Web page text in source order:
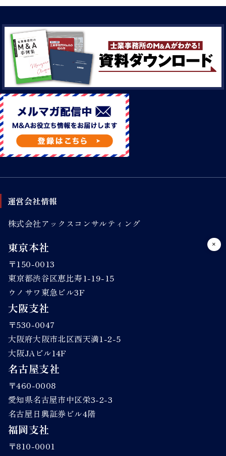
運営会社情報
株式会社アックスコンサルティング
東京本社
〒150-0013
東京都渋谷区恵比寿1-19-15
ウノサワ東急ビル3F
大阪支社
〒530-0047
大阪府大阪市北区西天満1-2-5
大阪JAビル14F
名古屋支社
〒460-0008
愛知県名古屋市中区栄3-2-3
名古屋日興証券ビル4階
福岡支社
〒810-0001